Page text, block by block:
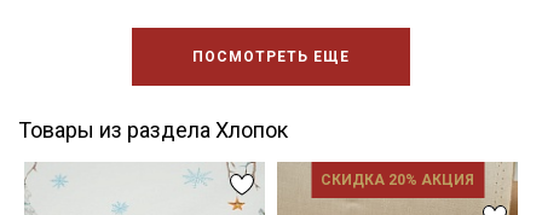
ПОСМОТРЕТЬ ЕЩЕ
Товары из раздела Хлопок
СКИДКА 20% АКЦИЯ